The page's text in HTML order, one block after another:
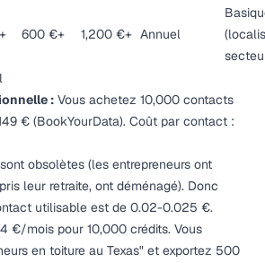
600 €+ 1,200 €+ Annuel
: Vous achetez 10,000 contacts
€ (BookYourData). Coût par contact :
obsolètes (les entrepreneurs ont
leur retraite, ont déménagé). Donc
utilisable est de 0.02-0.025 €.
€/mois pour 10,000 crédits. Vous
en toiture au Texas" et exportez 500